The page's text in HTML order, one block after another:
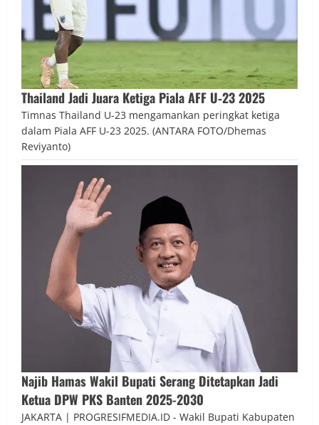
Thailand Jadi Juara Ketiga Piala AFF U‑23 2025
Timnas Thailand U-23 mengamankan peringkat ketiga
dalam Piala AFF U-23 2025. (ANTARA FOTO/Dhemas
Reviyanto)
Najib Hamas Wakil Bupati Serang Ditetapkan Jadi
Ketua DPW PKS Banten 2025-2030
JAKARTA | PROGRESIFMEDIA.ID - Wakil Bupati Kabupaten